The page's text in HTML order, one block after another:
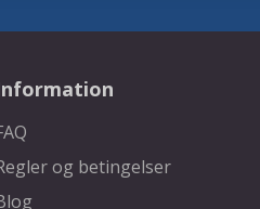
og betingelser